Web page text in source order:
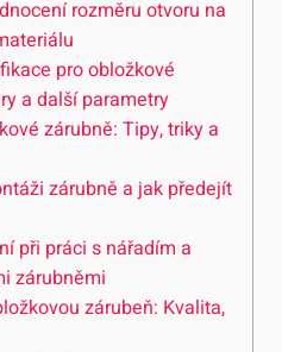
rozměru otvoru na
pro obložkové
a další parametry
zárubně: Tipy, triky a
zárubně a jak předejít
při práci s nářadím a
zárubněmi
zárubeň: Kvalita,